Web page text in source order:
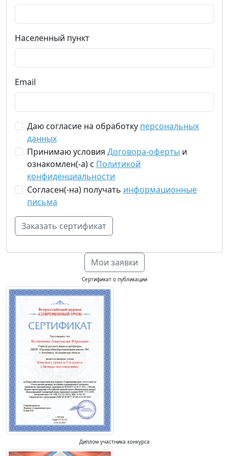
Населенный пункт
Email
Даю согласие на обработку персональных
данных
Принимаю условия Договора-оферты и
ознакомлен(-а) с Политикой
конфиденциальности
Согласен(-на) получать информационные
письма
Мои заявки
Сертификат о публикации
Диплом участника конкурса